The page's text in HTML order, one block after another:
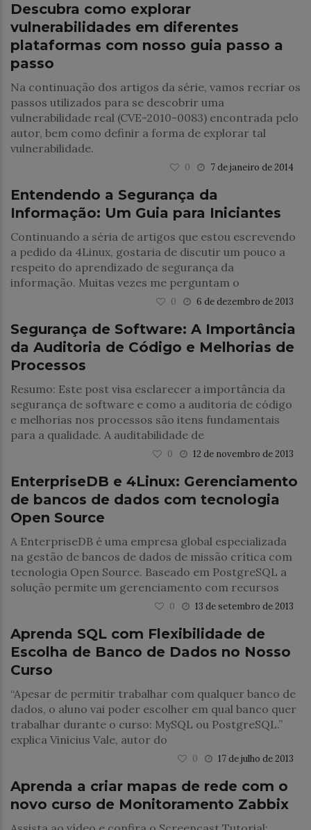
Descubra como explorar
vulnerabilidades em diferentes
plataformas com nosso guia passo a
passo
Na continuação dos artigos da série, vamos recriar os
passos utilizados para se descobrir uma
vulnerabilidade real (CVE-2010-0083) encontrada pelo
autor, bem como definir a forma de explorar tal
vulnerabilidade.
7 de janeiro de 2014
0
Entendendo a Segurança da
Informação: Um Guia para Iniciantes
Continuando a séria de artigos que estou escrevendo
a pedido da 4Linux, gostaria de discutir um pouco a
respeito do aprendizado de segurança da
informação. Muitas vezes me perguntam o
6 de dezembro de 2013
0
Segurança de Software: A Importância
da Auditoria de Código e Melhorias de
Processos
Resumo: Este post visa esclarecer a importância da
segurança de software e como a auditoria de código
e melhorias nos processos são itens fundamentais
para a qualidade. A auditabilidade de
12 de novembro de 2013
0
EnterpriseDB e 4Linux: Gerenciamento
de bancos de dados com tecnologia
Open Source
A EnterpriseDB é uma empresa global especializada
na gestão de bancos de dados de missão crítica com
tecnologia Open Source. Baseado em PostgreSQL a
solução permite um gerenciamento com recursos
13 de setembro de 2013
0
Aprenda SQL com Flexibilidade de
Escolha de Banco de Dados no Nosso
Curso
“Apesar de permitir trabalhar com qualquer banco de
dados, o aluno vai poder escolher em qual banco quer
trabalhar durante o curso: MySQL ou PostgreSQL.”
explica Vinicius Vale, autor do
17 de julho de 2013
0
Aprenda a criar mapas de rede com o
novo curso de Monitoramento Zabbix